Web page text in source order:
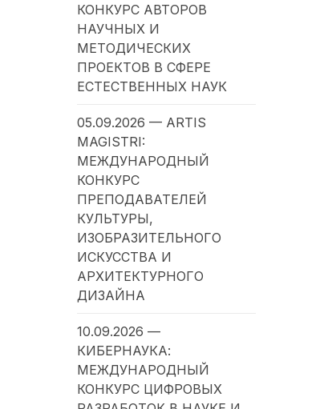
КОНКУРС АВТОРОВ
НАУЧНЫХ И
МЕТОДИЧЕСКИХ
ПРОЕКТОВ В СФЕРЕ
ЕСТЕСТВЕННЫХ НАУК
05.09.2026 — ARTIS
MAGISTRI:
МЕЖДУНАРОДНЫЙ
КОНКУРС
ПРЕПОДАВАТЕЛЕЙ
КУЛЬТУРЫ,
ИЗОБРАЗИТЕЛЬНОГО
ИСКУССТВА И
АРХИТЕКТУРНОГО
ДИЗАЙНА
10.09.2026 —
КИБЕРНАУКА:
МЕЖДУНАРОДНЫЙ
КОНКУРС ЦИФРОВЫХ